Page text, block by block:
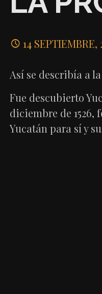
14 SEPTIEMBRE,
Así se describía a
Fue descubierto
diciembre de
Yucatán para sí y